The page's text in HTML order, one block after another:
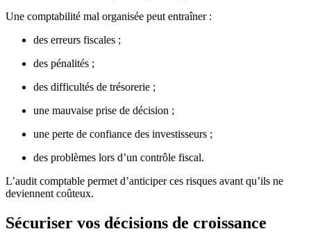
Une comptabilité mal organisée peut entraîner :
des erreurs fiscales ;
des pénalités ;
des difficultés de trésorerie ;
une mauvaise prise de décision ;
une perte de confiance des investisseurs ;
des problèmes lors d’un contrôle fiscal.
L’audit comptable permet d’anticiper ces risques avant qu’ils ne
deviennent coûteux.
Sécuriser vos décisions de croissance